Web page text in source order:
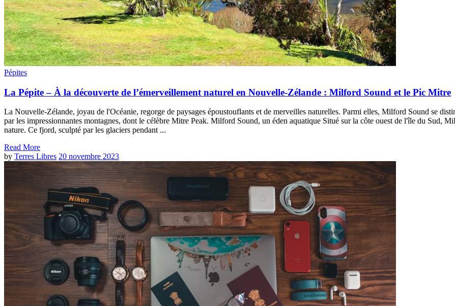
Pépites
La Pépite – À la découverte de l’émerveillement naturel en Nouvelle-Zélande : Milford Sound et le Pic Mitre
La Nouvelle-Zélande, joyau de l'Océanie, regorge de paysages époustouflants et de merveilles naturelles. Parmi elles, Milford Sound se
par les impressionnantes montagnes, dont le célèbre Mitre Peak. Milford Sound, un éden aquatique Situé sur la côte ouest de l'île du Sud,
nature. Ce fjord, sculpté par les glaciers pendant ...
Read More
by Terres Libres 20 novembre 2023